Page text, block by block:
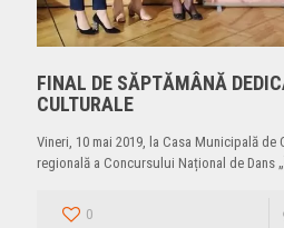
FINAL DE SĂPTĂMÂNĂ
CULTURALE
Vineri, 10 mai 2019, la Casa Municipală
regională a Concursului Național de Dans
0